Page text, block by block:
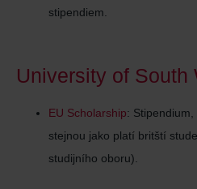
stipendiem.
University of South
EU Scholarship:
stejnou jako platí britští
studijního oboru).